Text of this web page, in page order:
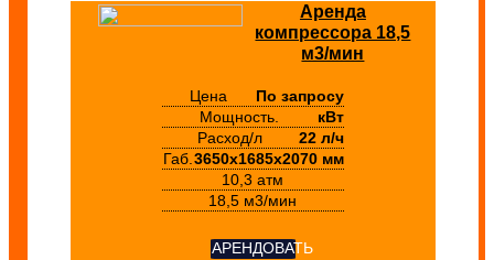
Аренда
компрессора 18,5
м3/мин
Цена
По запросу
Мощность.
кВт
Расход/л
22 л/ч
Габ. 3650х1685х2070 мм
10,3 атм
18,5 м3/мин
АРЕНДОВАТЬ